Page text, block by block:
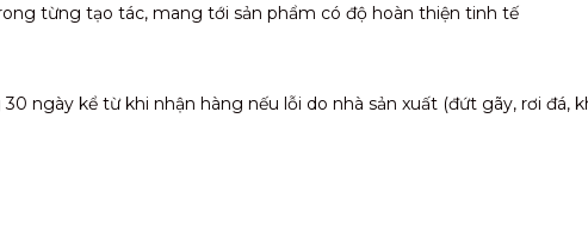
từng tạo tác, mang tới sản phẩm có độ hoàn thiện tinh tế
ngày kể từ khi nhận hàng nếu lỗi do nhà sản xuất (đứt gãy, rơi đá,